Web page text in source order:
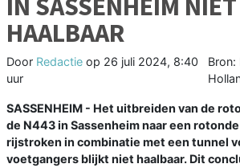
IN SASSENHEIM NIET
HAALBAAR
Door Redactie op 26 juli 2024, 8:40
uur
Bron:
SASSENHEIM - Het uitbreiden van de
de N443 in Sassenheim naar een
rijstroken in combinatie met een tunnel
voetgangers blijkt niet haalbaar. Dit